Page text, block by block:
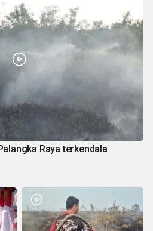
Raya terkendala